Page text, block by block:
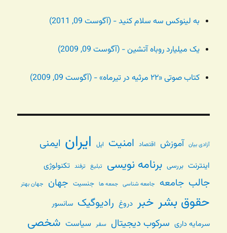
به لینوکس سه سلام کنید - (آگوست 09, 2011)
یک میلیارد روباه آتشین - (آگوست 09, 2009)
کتاب صوتی «۲۲ مرثیه در تیرماه» - (آگوست 09, 2009)
آزادی بیان آموزش اقتصاد امنیت اپل ایران ایمنی
اینترنت بررسی برنامه نویسی تبلیغ ترفند تکنولوژی
جالب جامعه جامعه شناسی جمعه ها جنسیت جهان جهان بهتر
حقوق بشر خبر دروغ رادیوگیک سانسور
سرمایه داری سرکوب دیجیتال سفر سیاست شخصی